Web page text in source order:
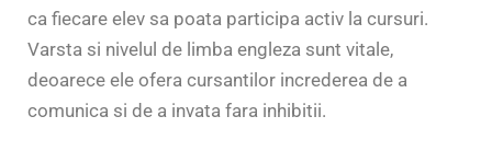
ca fiecare elev sa poata participa activ la cursuri.
Varsta si nivelul de limba engleza sunt vitale,
deoarece ele ofera cursantilor increderea de a
comunica si de a invata fara inhibitii.